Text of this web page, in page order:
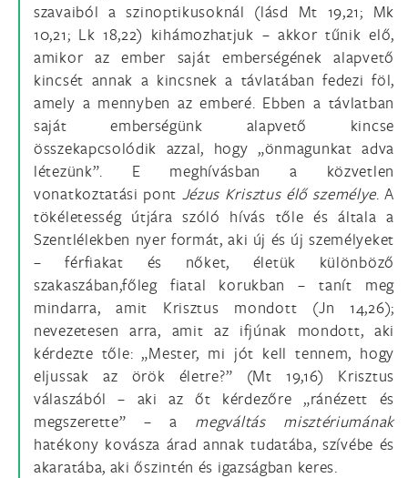
szavaiból a szinoptikusoknál (lásd Mt 19,21; Mk
10,21; Lk 18,22) kihámozhatjuk – akkor tűnik elő,
amikor az ember saját emberségének alapvető
kincsét annak a kincsnek a távlatában fedezi föl,
amely a mennyben az emberé. Ebben a távlatban
saját emberségünk alapvető kincse
összekapcsolódik azzal, hogy „önmagunkat adva
létezünk”. E meghívásban a közvetlen
vonatkoztatási pont Jézus Krisztus élő személye. A
tökéletesség útjára szóló hívás tőle és általa a
Szentlélekben nyer formát, aki új és új személyeket
– férfiakat és nőket, életük különböző
szakaszában,főleg fiatal korukban – tanít meg
mindarra, amit Krisztus mondott (Jn 14,26);
nevezetesen arra, amit az ifjúnak mondott, aki
kérdezte tőle: „Mester, mi jót kell tennem, hogy
eljussak az örök életre?” (Mt 19,16) Krisztus
válaszából – aki az őt kérdezőre „ránézett és
megszerette” – a megváltás misztériumának
hatékony kovásza árad annak tudatába, szívébe és
akaratába, aki őszintén és igazságban keres.